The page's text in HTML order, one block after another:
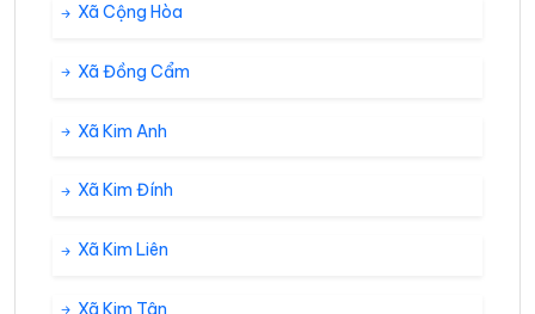
Xã Cộng Hòa
Xã Đồng Cẩm
Xã Kim Anh
Xã Kim Đính
Xã Kim Liên
Xã Kim Tân